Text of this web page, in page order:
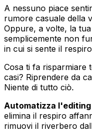
A nessuno piace
rumore casuale della
Oppure, a volte, la
semplicemente non
in cui si sente il
Cosa ti fa risparmiare
casi? Riprendere da
Niente di tutto ciò.
Automatizza
elimina il respiro
rimuovi il riverbero